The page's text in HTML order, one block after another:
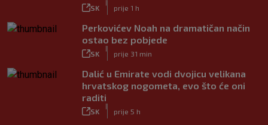
SK prije 1 h
Perkovićev Noah na dramatičan način
ostao bez pobjede
SK prije 31 min
Dalić u Emirate vodi dvojicu velikana
hrvatskog nogometa, evo što će oni
raditi
SK prije 5 h